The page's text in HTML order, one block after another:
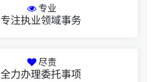
专业
专注执业领域事务
尽责
全力办理委托事项